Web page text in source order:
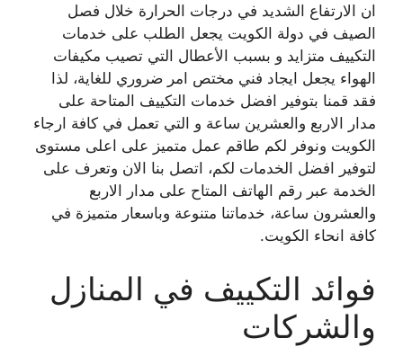
ان الارتفاع الشديد في درجات الحرارة خلال فصل
الصيف في دولة الكويت يجعل الطلب على خدمات
التكييف متزايد و بسبب الأعطال التي تصيب مكيفات
الهواء يجعل ايجاد فني مختص امر ضروري للغاية، لذا
فقد قمنا بتوفير افضل خدمات التكييف المتاحة على
مدار الاربع والعشرين ساعة و التي تعمل في كافة ارجاء
الكويت ونوفر لكم طاقم عمل متميز على اعلى مستوى
لتوفير افضل الخدمات لكم، اتصل بنا الان وتعرف على
الخدمة عبر رقم الهاتف المتاح على مدار الاربع
والعشرون ساعة، خدماتنا متنوعة وباسعار متميزة في
كافة انحاء الكويت.
فوائد التكييف في المنازل
والشركات